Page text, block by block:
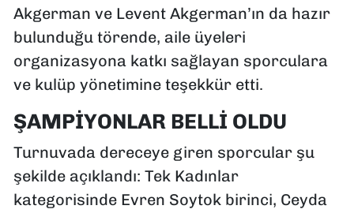
Akgerman ve Levent Akgerman’ın da hazır
bulunduğu törende, aile üyeleri
organizasyona katkı sağlayan sporculara
ve kulüp yönetimine teşekkür etti.
ŞAMPİYONLAR BELLİ OLDU
Turnuvada dereceye giren sporcular şu
şekilde açıklandı: Tek Kadınlar
kategorisinde Evren Soytok birinci, Ceyda